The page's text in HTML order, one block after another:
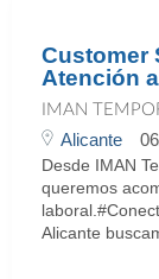
Customer
Atención
IMAN
Alicante
Desde IMAN
queremos
Alicante